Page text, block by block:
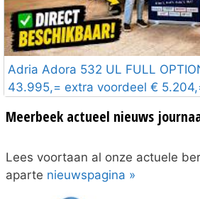
Adria Adora 532 UL FULL
43.995,= extra voordeel €
Meerbeek actueel nieuws
Lees voortaan al onze actuele
aparte nieuwspagina »